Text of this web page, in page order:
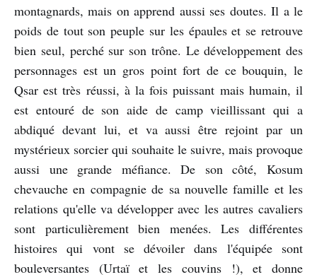
montagnards, mais on apprend aussi ses doutes. Il a le
poids de tout son peuple sur les épaules et se retrouve
bien seul, perché sur son trône. Le développement des
personnages est un gros point fort de ce bouquin, le
Qsar est très réussi, à la fois puissant mais humain, il
est entouré de son aide de camp vieillissant qui a
abdiqué devant lui, et va aussi être rejoint par un
mystérieux sorcier qui souhaite le suivre, mais provoque
aussi une grande méfiance. De son côté, Kosum
chevauche en compagnie de sa nouvelle famille et les
relations qu'elle va développer avec les autres cavaliers
sont particulièrement bien menées. Les différentes
histoires qui vont se dévoiler dans l'équipée sont
bouleversantes (Urtaï et les couvins !), et donne